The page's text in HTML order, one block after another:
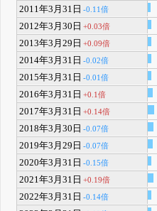
2011年3月31日 -0.11倍
2012年3月30日 +0.03倍
2013年3月29日 +0.09倍
2014年3月31日 -0.02倍
2015年3月31日 -0.01倍
2016年3月31日 +0.1倍
2017年3月31日 +0.14倍
2018年3月30日 -0.07倍
2019年3月29日 -0.07倍
2020年3月31日 -0.15倍
2021年3月31日 +0.19倍
2022年3月31日 -0.14倍